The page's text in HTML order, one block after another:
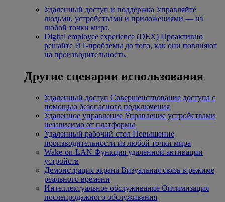
Удаленный доступ и поддержка Управляйте
людьми, устройствами и приложениями — из
любой точки мира.
Digital employee experience (DEX) Проактивно
решайте ИТ-проблемы до того, как они повлияют
на производительность.
Другие сценарии использования
Удаленный доступ Совершенствование доступа с
помощью безопасного подключения
Удаленное управление Управление устройствами
независимо от платформы
Удаленный рабочий стол Повышение
производительности из любой точки мира
Wake-on-LAN Функция удаленной активации
устройств
Демонстрация экрана Визуальная связь в режиме
реального времени
Интеллектуальное обслуживание Оптимизация
послепродажного обслуживания